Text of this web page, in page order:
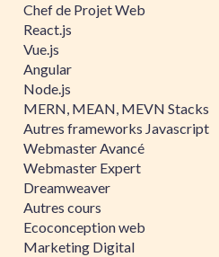
Chef de Projet Web
React.js
Vue.js
Angular
Node.js
MERN, MEAN, MEVN Stacks
Autres frameworks Javascript
Webmaster Avancé
Webmaster Expert
Dreamweaver
Autres cours
Ecoconception web
Marketing Digital